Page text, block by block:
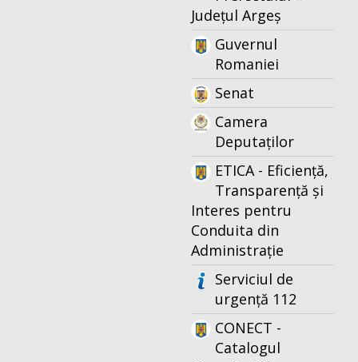
Județul Argeș
Guvernul
Romaniei
Senat
Camera
Deputaților
ETICA - Eficiență,
Transparență și
Interes pentru
Conduita din
Administrație
Serviciul de
urgență 112
CONECT -
Catalogul